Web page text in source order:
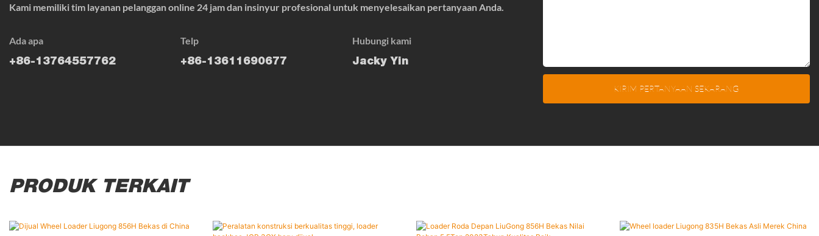
Kami memiliki tim layanan pelanggan online 24 jam dan insinyur profesional untuk menyelesaikan pertanyaan Anda.
Ada apa
+86-13764557762
Telp
+86-13611690677
Hubungi kami
Jacky Yin
KIRIM PERTANYAAN SEKARANG
PRODUK TERKAIT